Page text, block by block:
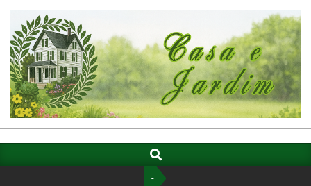
content
CASA
E
Navigation
Search
-